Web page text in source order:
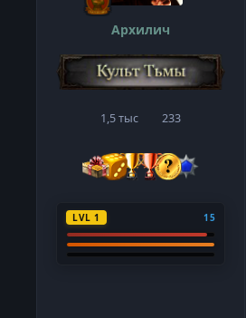
Архилич
1,5 тыссообщения
233Репутация
LVL 1 15